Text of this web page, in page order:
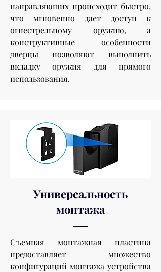
направляющих происходит быстро,
что мгновенно дает доступ к
огнестрельному оружию, а
конструктивные особенности
дверцы позволяют выполнить
вкладку оружия для прямого
использования.
Универсальность
монтажа
Съемная монтажная пластина
предоставляет множество
конфигураций монтажа устройства